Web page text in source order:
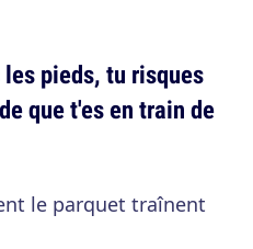
pieds, tu risques
que t'es en train de
le parquet traînent